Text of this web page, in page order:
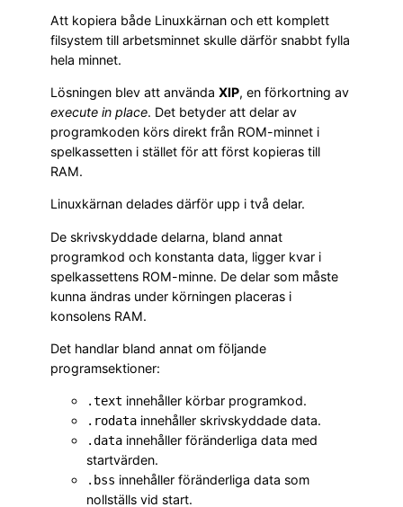
Att kopiera både Linuxkärnan och ett komplett
filsystem till arbetsminnet skulle därför snabbt fylla
hela minnet.
Lösningen blev att använda XIP, en förkortning av
execute in place. Det betyder att delar av
programkoden körs direkt från ROM-minnet i
spelkassetten i stället för att först kopieras till
RAM.
Linuxkärnan delades därför upp i två delar.
De skrivskyddade delarna, bland annat
programkod och konstanta data, ligger kvar i
spelkassettens ROM-minne. De delar som måste
kunna ändras under körningen placeras i
konsolens RAM.
Det handlar bland annat om följande
programsektioner:
.text innehåller körbar programkod.
.rodata innehåller skrivskyddade data.
.data innehåller föränderliga data med
startvärden.
.bss innehåller föränderliga data som
nollställs vid start.